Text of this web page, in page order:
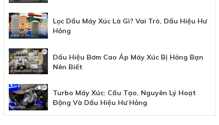
Lọc Dầu Máy Xúc Là Gì? Vai Trò, Dấu Hiệu Hư
Hỏng
Dấu Hiệu Bơm Cao Áp Máy Xúc Bị Hỏng Bạn
Nên Biết
Turbo Máy Xúc: Cấu Tạo, Nguyên Lý Hoạt
Động Và Dấu Hiệu Hư Hỏng